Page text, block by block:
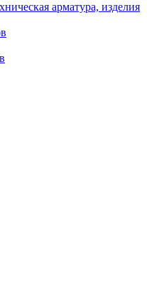
арматура, изделия